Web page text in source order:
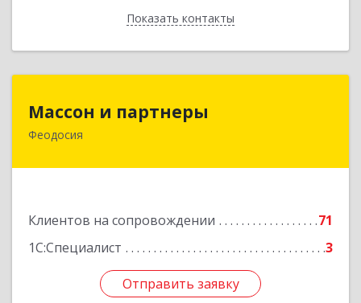
Показать контакты
Назад
Массон и партнеры
Феодосия
Клиентов на сопровождении
71
1С:Специалист
3
Отправить заявку
298112, Крым Респ, Феодосия г, Крымская ул,
Отправить заявку